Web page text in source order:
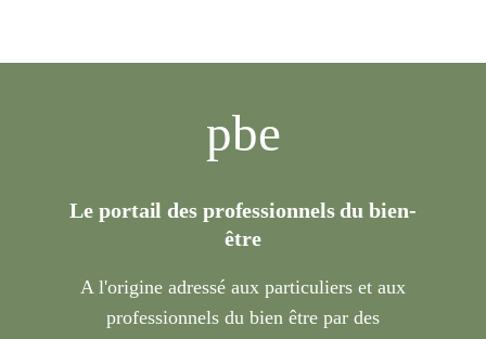
pbe
Le portail des professionnels du bien-
être
A l'origine adressé aux particuliers et aux
professionnels du bien être par des